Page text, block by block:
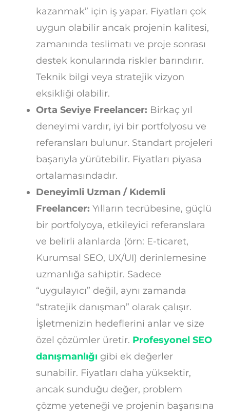
kazanmak” için iş yapar. Fiyatları çok
uygun olabilir ancak projenin kalitesi,
zamanında teslimatı ve proje sonrası
destek konularında riskler barındırır.
Teknik bilgi veya stratejik vizyon
eksikliği olabilir.
Orta Seviye Freelancer: Birkaç yıl
deneyimi vardır, iyi bir portfolyosu ve
referansları bulunur. Standart projeleri
başarıyla yürütebilir. Fiyatları piyasa
ortalamasındadır.
Deneyimli Uzman / Kıdemli
Freelancer: Yılların tecrübesine, güçlü
bir portfolyoya, etkileyici referanslara
ve belirli alanlarda (örn: E-ticaret,
Kurumsal SEO, UX/UI) derinlemesine
uzmanlığa sahiptir. Sadece
“uygulayıcı” değil, aynı zamanda
“stratejik danışman” olarak çalışır.
İşletmenizin hedeflerini anlar ve size
özel çözümler üretir. Profesyonel SEO
danışmanlığı gibi ek değerler
sunabilir. Fiyatları daha yüksektir,
ancak sunduğu değer, problem
çözme yeteneği ve projenin başarısına